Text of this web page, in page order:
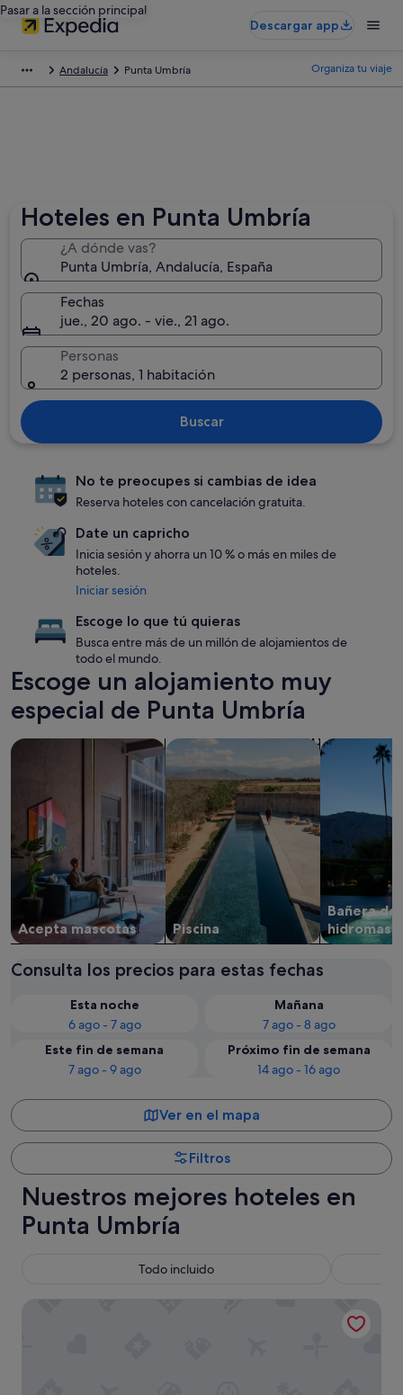
Pasar a la sección principal
Descargar app
Andalucía Punta Umbría Organiza tu viaje
Hoteles en Punta Umbría
¿A dónde vas?
Punta Umbría, Andalucía, España
Fechas
jue., 20 ago. - vie., 21 ago.
Personas
2 personas, 1 habitación
Buscar
No te preocupes si cambias de idea
Reserva hoteles con cancelación gratuita.
Date un capricho
Inicia sesión y ahorra un 10 % o más en miles de
hoteles.
Iniciar sesión
Escoge lo que tú quieras
Busca entre más de un millón de alojamientos de
todo el mundo.
Escoge un alojamiento muy
especial de Punta Umbría
Acepta mascotas
Buscar alojamientos que aceptan mascotas
Piscina
Buscar alojamientos con piscina
Bañera de
Buscar
Consulta los precios para estas fechas
Esta noche
6 ago - 7 ago
Mañana
7 ago - 8 ago
Este fin de semana
7 ago - 9 ago
Próximo fin de semana
14 ago - 16 ago
Ver en el mapa
Filtros
Nuestros mejores hoteles en
Punta Umbría
Todo incluido